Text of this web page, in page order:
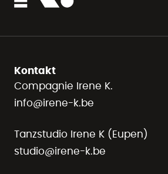
Kontakt
Compagnie Irene K.
info@irene-k.be
Tanzstudio Irene K (Eupen)
studio@irene-k.be